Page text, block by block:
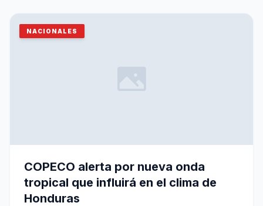
NACIONALES
COPECO alerta por nueva onda
tropical que influirá en el clima de
Honduras